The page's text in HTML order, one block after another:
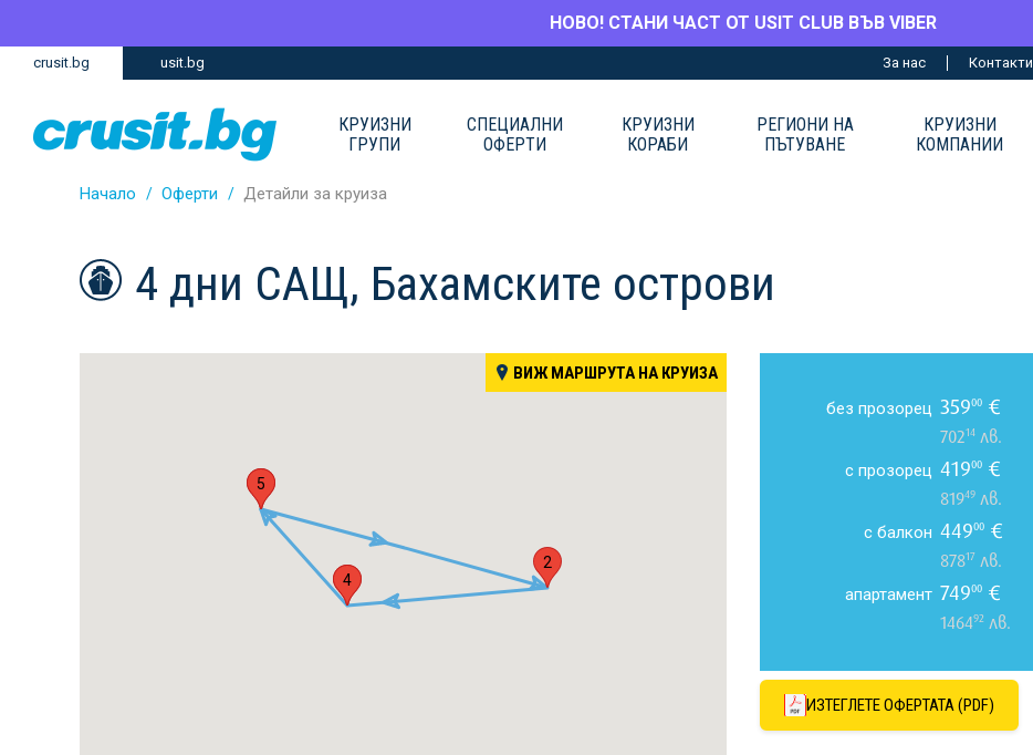
НОВО! СТАНИ ЧАСТ ОТ USIT CLUB ВЪВ VIBER
Премини
съдържание
Премини
crusit.bg usit.bg За нас Контакти
КРУИЗНИ
ГРУПИ
СПЕЦИАЛНИ
ОФЕРТИ
КРУИЗНИ
КОРАБИ
РЕГИОНИ НА
ПЪТУВАНЕ
КРУИЗНИ
КОМПАНИИ
Начало Оферти Детайли за круиза
4 дни САЩ, Бахамските острови
1
2
3
4
5
ВИЖ МАРШРУТА НА КРУИЗА
без прозорец 35900 €
70214 лв.
с прозорец 41900 €
81949 лв.
с балкон 44900 €
87817 лв.
апартамент 74900 €
146492 лв.
ИЗТЕГЛЕТЕ ОФЕРТАТА (PDF)